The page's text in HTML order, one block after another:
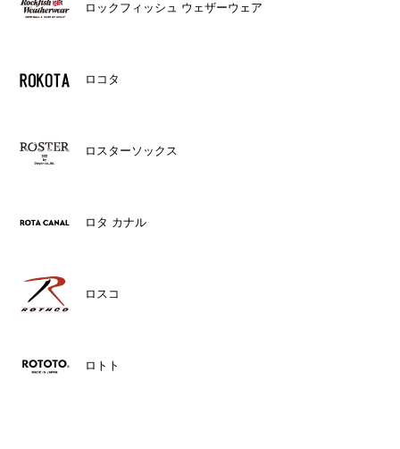
ロックフィッシュ ウェザーウェア
ロコタ
ロスターソックス
ロタ カナル
ロスコ
ロトト